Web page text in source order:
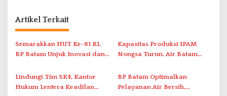
a
s
i
p
o
s
Artikel Terkait
Semarakkan HUT Ke-81 RI,
BP Batam Unjuk Inovasi dan
Pawai Pembangunan
Kapasitas Produksi IPAM
Nongsa Turun, Air Batam
Air
Lindungi Tim SK4, Kantor
Hukum Lentera Keadilan
BP Batam Optimalkan
Pelayanan Air Bersih,